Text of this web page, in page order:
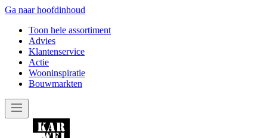
Ga naar hoofdinhoud
Toon hele assortiment
Advies
Klantenservice
Actie
Wooninspiratie
Bouwmarkten